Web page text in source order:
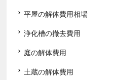
平屋の解体費用相場
浄化槽の撤去費用
庭の解体費用
土蔵の解体費用